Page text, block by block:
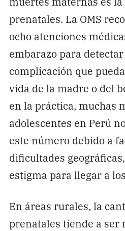
prenatales. La OMS
ocho atenciones
embarazo para
complicación que
vida de la madre o del
en la práctica, muchas
adolescentes en Perú
este número debido a
dificultades
estigma para llegar a
En áreas rurales, la
prenatales tiende a ser